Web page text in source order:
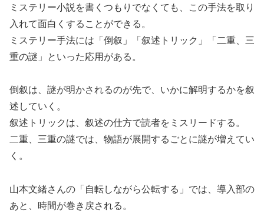
ミステリー小説を書くつもりでなくても、この手法を取り
入れて面白くすることができる。
ミステリー手法には「倒叙」「叙述トリック」「二重、三
重の謎」といった応用がある。
倒叙は、謎が明かされるのが先で、いかに解明するかを叙
述していく。
叙述トリックは、叙述の仕方で読者をミスリードする。
二重、三重の謎では、物語が展開するごとに謎が増えてい
く。
山本文緒さんの「自転しながら公転する」では、導入部の
あと、時間が巻き戻される。